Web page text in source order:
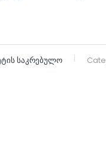
საკრებულო